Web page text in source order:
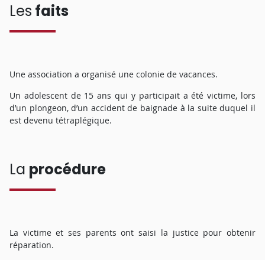
Les faits
Une association a organisé une colonie de vacances.
Un adolescent de 15 ans qui y participait a été victime, lors
d’un plongeon, d’un accident de baignade à la suite duquel il
est devenu tétraplégique.
La procédure
La victime et ses parents ont saisi la justice pour obtenir
réparation.